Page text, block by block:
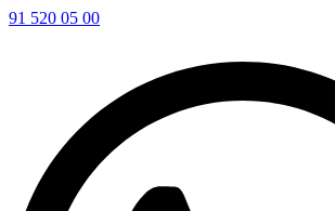
91 520 05 00